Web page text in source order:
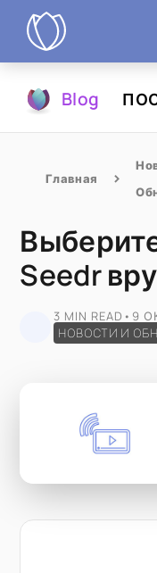
Blog
Главная
Seedr
3 MIN READ • 9
НОВОСТИ И